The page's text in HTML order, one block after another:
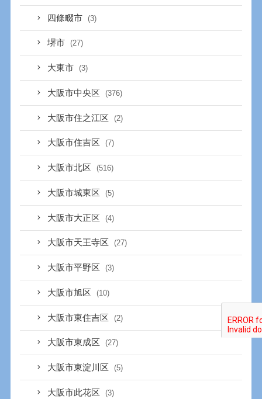
四條畷市 (3)
堺市 (27)
大東市 (3)
大阪市中央区 (376)
大阪市住之江区 (2)
大阪市住吉区 (7)
大阪市北区 (516)
大阪市城東区 (5)
大阪市大正区 (4)
大阪市天王寺区 (27)
大阪市平野区 (3)
大阪市旭区 (10)
大阪市東住吉区 (2)
大阪市東成区 (27)
大阪市東淀川区 (5)
大阪市此花区 (3)